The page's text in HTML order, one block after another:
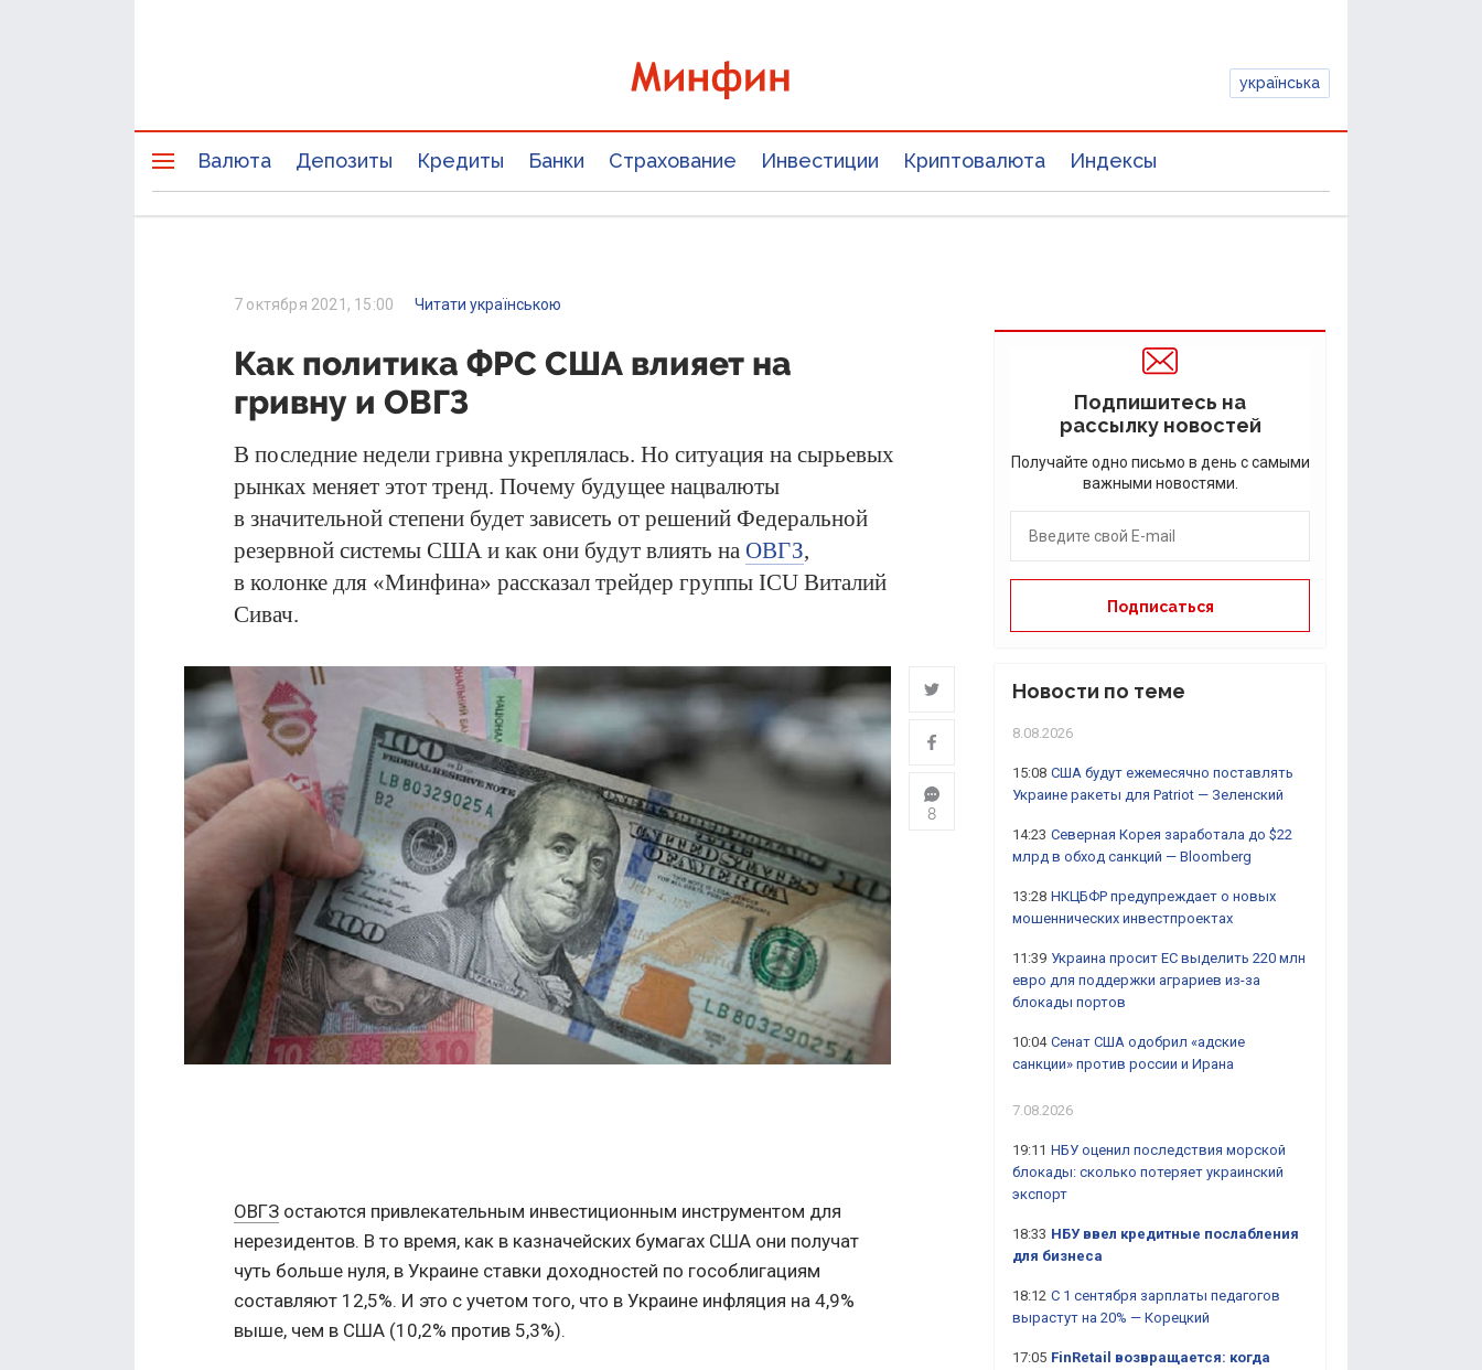
українська
Валюта Депозиты Кредиты Банки Страхование Инвестиции Криптовалюта Индексы
7 октября 2021, 15:00 Читати українською
Как политика ФРС США влияет на
гривну и ОВГЗ
В последние недели гривна укреплялась. Но ситуация на сырьевых
рынках меняет этот тренд. Почему будущее нацвалюты
в значительной степени будет зависеть от решений Федеральной
резервной системы США и как они будут влиять на ОВГЗ,
в колонке для «Минфина» рассказал трейдер группы ICU Виталий
Сивач.
8
ОВГЗ остаются привлекательным инвестиционным инструментом для
нерезидентов. В то время, как в казначейских бумагах США они получат
чуть больше нуля, в Украине ставки доходностей по гособлигациям
составляют 12,5%. И это с учетом того, что в Украине инфляция на 4,9%
выше, чем в США (10,2% против 5,3%).
Подпишитесь на
рассылку новостей
Получайте одно письмо в день с самыми
важными новостями.
Новости по теме
8.08.2026
15:08 США будут ежемесячно поставлять
Украине ракеты для Patriot — Зеленский
14:23 Северная Корея заработала до $22
млрд в обход санкций — Bloomberg
13:28 НКЦБФР предупреждает о новых
мошеннических инвестпроектах
11:39 Украина просит ЕС выделить 220 млн
евро для поддержки аграриев из-за
блокады портов
10:04 Сенат США одобрил «адские
санкции» против россии и Ирана
7.08.2026
19:11 НБУ оценил последствия морской
блокады: сколько потеряет украинский
экспорт
18:33 НБУ ввел кредитные послабления
для бизнеса
18:12 С 1 сентября зарплаты педагогов
вырастут на 20% — Корецкий
17:05 FinRetail возвращается: когда